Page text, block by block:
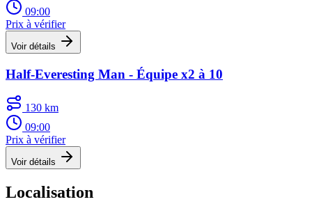
09:00
Prix à vérifier
Voir détails
Half-Everesting Man - Équipe x2 à 10
130 km
09:00
Prix à vérifier
Voir détails
Localisation